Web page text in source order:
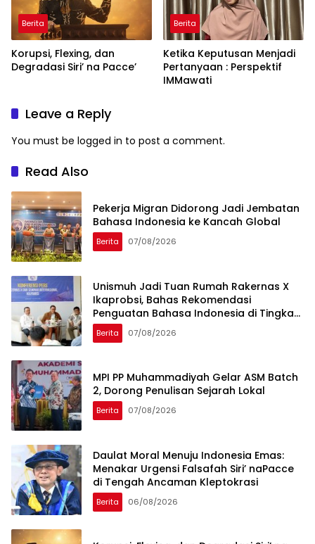
Berita
Korupsi, Flexing, dan
Degradasi Siri’ na Pacce’
Berita
Ketika Keputusan Menjadi
Pertanyaan : Perspektif
IMMawati
Leave a Reply
You must be logged in to post a comment.
Read Also
Pekerja Migran Didorong Jadi Jembatan
Bahasa Indonesia ke Kancah Global
Berita 07/08/2026
Unismuh Jadi Tuan Rumah Rakernas X
Ikaprobsi, Bahas Rekomendasi
Penguatan Bahasa Indonesia di Tingkat
Global
Berita 07/08/2026
MPI PP Muhammadiyah Gelar ASM Batch
2, Dorong Penulisan Sejarah Lokal
Berita 07/08/2026
Daulat Moral Menuju Indonesia Emas:
Menakar Urgensi Falsafah Siri’ naPacce
di Tengah Ancaman Kleptokrasi
Berita 06/08/2026